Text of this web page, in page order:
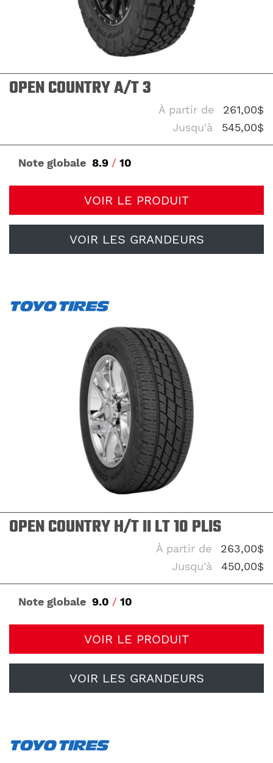
OPEN COUNTRY A/T 3
À partir de
261,00$
Jusqu'à
545,00$
Note globale 8.9 / 10
VOIR LE PRODUIT
VOIR LES GRANDEURS
OPEN COUNTRY H/T II LT 10 PLIS
À partir de
263,00$
Jusqu'à
450,00$
Note globale 9.0 / 10
VOIR LE PRODUIT
VOIR LES GRANDEURS